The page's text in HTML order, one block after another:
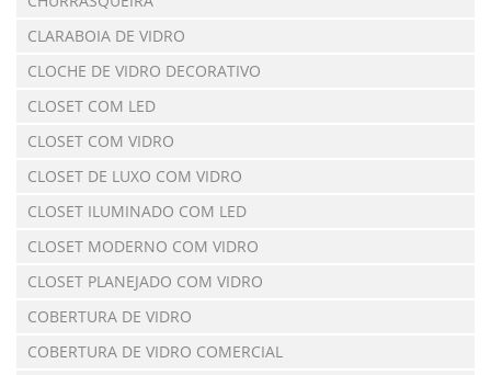
CLARABOIA DE VIDRO
CLOCHE DE VIDRO DECORATIVO
CLOSET COM LED
CLOSET COM VIDRO
CLOSET DE LUXO COM VIDRO
CLOSET ILUMINADO COM LED
CLOSET MODERNO COM VIDRO
CLOSET PLANEJADO COM VIDRO
COBERTURA DE VIDRO
COBERTURA DE VIDRO COMERCIAL